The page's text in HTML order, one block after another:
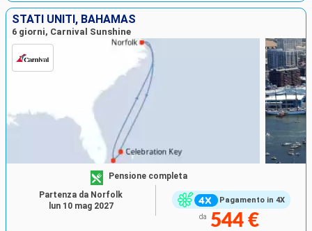
STATI UNITI, BAHAMAS
6 giorni, Carnival Sunshine
Pagamento in 4X
Pensione completa
da 544 €
Partenza da Norfolk
lun 10 mag 2027